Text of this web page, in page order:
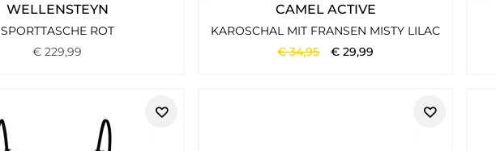
WELLENSTEYN
SPORTTASCHE ROT
€229,99
CAMEL ACTIVE
KAROSCHAL MIT FRANSEN MISTY LILAC
€34,95 €29,99